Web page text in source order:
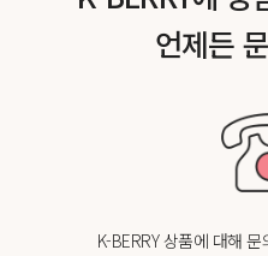
언제든
K-BERRY 상품에 대해